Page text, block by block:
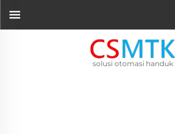
solusi otomasi handuk